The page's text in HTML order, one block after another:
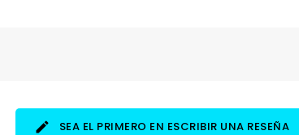
SEA EL PRIMERO EN ESCRIBIR UNA RESEÑA